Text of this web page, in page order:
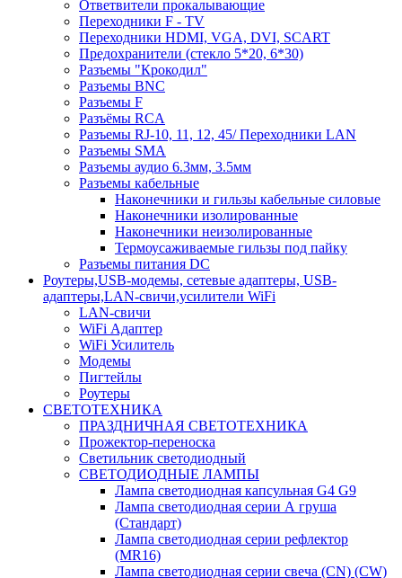
Ответвители прокалывающие
Переходники F - TV
Переходники HDMI, VGA, DVI, SCART
Предохранители (стекло 5*20, 6*30)
Разъемы "Крокодил"
Разъемы BNC
Разъемы F
Разъёмы RCA
Разъемы RJ-10, 11, 12, 45/ Переходники LAN
Разъемы SMA
Разъемы аудио 6.3мм, 3.5мм
Разъемы кабельные
Наконечники и гильзы кабельные силовые
Наконечники изолированные
Наконечники неизолированные
Термоусаживаемые гильзы под пайку
Разъемы питания DC
Роутеры,USB-модемы, сетевые адаптеры, USB-
адаптеры,LAN-свичи,усилители WiFi
LAN-свичи
WiFi Адаптер
WiFi Усилитель
Модемы
Пигтейлы
Роутеры
СВЕТОТЕХНИКА
ПРАЗДНИЧНАЯ СВЕТОТЕХНИКА
Прожектор-переноска
Светильник светодиодный
СВЕТОДИОДНЫЕ ЛАМПЫ
Лампа светодиодная капсульная G4 G9
Лампа светодиодная серии А груша
(Стандарт)
Лампа светодиодная серии рефлектор
(MR16)
Лампа светодиодная серии свеча (CN) (CW)